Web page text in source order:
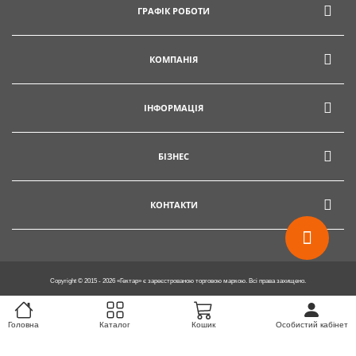
Головна Каталог Кошик Особистий кабінет
ГРАФІК РОБОТИ
КОМПАНІЯ
ІНФОРМАЦІЯ
БІЗНЕС
КОНТАКТИ
Copyright © 2015 - 2026 «Гектар» є зареєстрованою торговою маркою. Всі права захищено.